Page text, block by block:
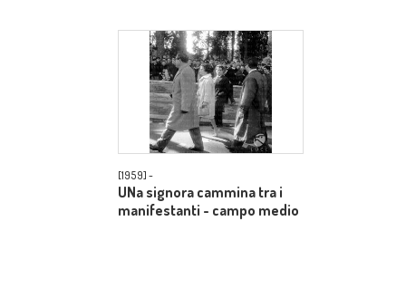
[1959] -
UNa signora cammina tra i
manifestanti - campo medio